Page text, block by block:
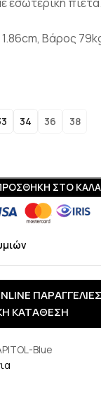
Βάρος
34 36 38
ΣΤΟ
ΠΑΡΑΓΓΕΛΙΕΣ
ΚΑΤΑΘΕΣΗ
Blue